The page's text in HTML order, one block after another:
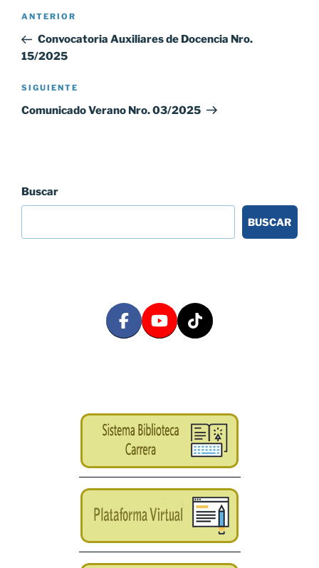
Navegación
entradas
Entrada
anterior:
ANTERIOR
Convocatoria Auxiliares de Docencia Nro.
15/2025
Siguiente
entrada
SIGUIENTE
Comunicado Verano Nro. 03/2025
Buscar
BUSCAR